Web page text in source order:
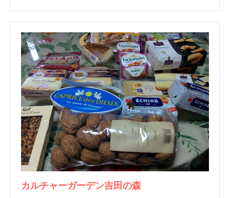
カルチャーガーデン吉田の森